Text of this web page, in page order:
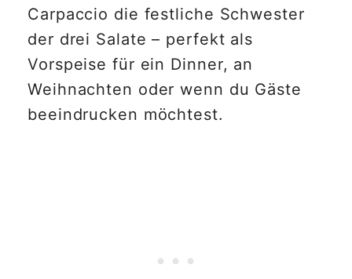
Carpaccio die festliche Schwester
der drei Salate – perfekt als
Vorspeise für ein Dinner, an
Weihnachten oder wenn du Gäste
beeindrucken möchtest.